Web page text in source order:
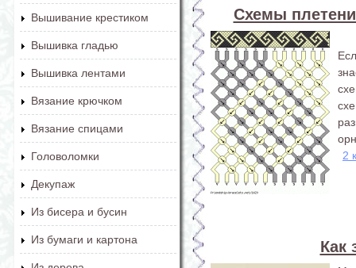
Вышивание крестиком
Вышивка гладью
Вышивка лентами
Вязание крючком
Вязание спицами
Головоломки
Декупаж
Из бисера и бусин
Из бумаги и картона
Схемы
2
Как